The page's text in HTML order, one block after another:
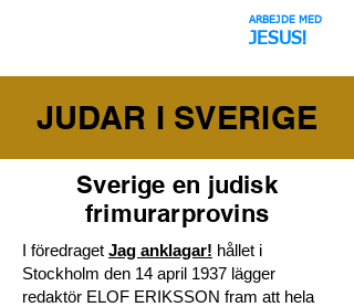
ARBEJDE MED
JESUS!
JUDAR I SVERIGE
Sverige en judisk
frimurarprovins
I föredraget Jag anklagar! hållet i
Stockholm den 14 april 1937 lägger
redaktör ELOF ERIKSSON fram att hela